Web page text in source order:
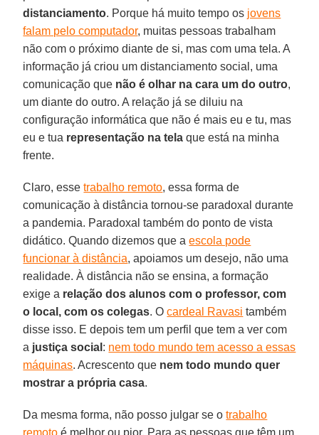
distanciamento. Porque há muito tempo os jovens
falam pelo computador, muitas pessoas trabalham
não com o próximo diante de si, mas com uma tela. A
informação já criou um distanciamento social, uma
comunicação que não é olhar na cara um do outro,
um diante do outro. A relação já se diluiu na
configuração informática que não é mais eu e tu, mas
eu e tua representação na tela que está na minha
frente.
Claro, essetrabalho remoto, essa forma de
comunicação à distância tornou-se paradoxal durante
a pandemia. Paradoxal também do ponto de vista
didático. Quando dizemos que aescola pode
funcionar à distância, apoiamos um desejo, não uma
realidade. À distância não se ensina, a formação
exige a relação dos alunos com o professor, com
o local, com os colegas. Ocardeal Ravasi também
disse isso. E depois tem um perfil que tem a ver com
a justiça social : nem todo mundo tem acesso a essas
máquinas. Acrescento que nem todo mundo quer
mostrar a própria casa.
Da mesma forma, não posso julgar se otrabalho
remoto é melhor ou pior. Para as pessoas que têm um